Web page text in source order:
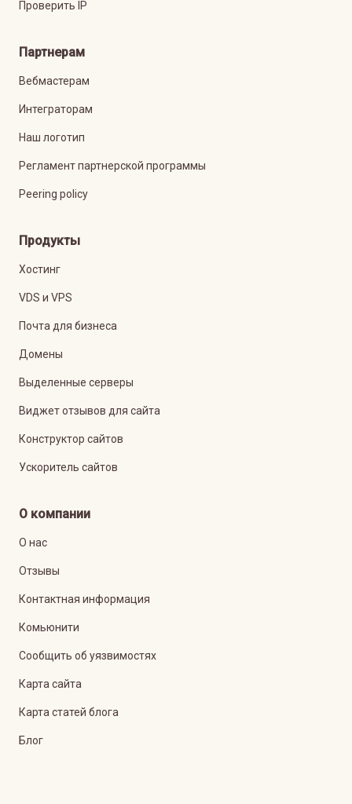
Проверить IP
Партнерам
Вебмастерам
Интеграторам
Наш логотип
Регламент партнерской программы
Peering policy
Продукты
Хостинг
VDS и VPS
Почта для бизнеса
Домены
Выделенные серверы
Виджет отзывов для сайта
Конструктор сайтов
Ускоритель сайтов
О компании
О нас
Отзывы
Контактная информация
Комьюнити
Сообщить об уязвимостях
Карта сайта
Карта статей блога
Блог